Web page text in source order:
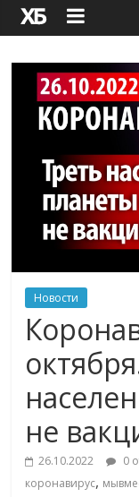
здорового
Новости
не
26.10.2022 0
коронавирус,